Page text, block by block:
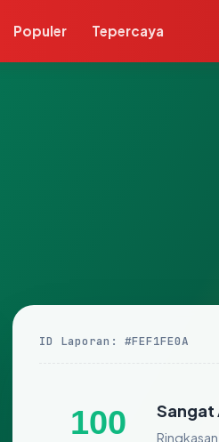
Populer Tepercaya
ID Laporan: #FEF1FE0A
100 Sangat